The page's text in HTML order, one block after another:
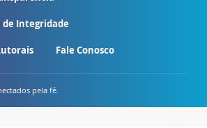
de Integridade
Fale Conosco
pela fé.